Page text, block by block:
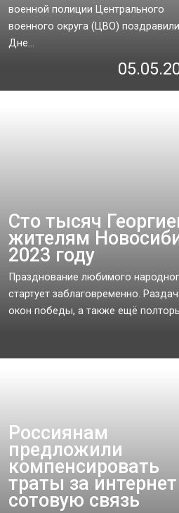
военной полиции Центрального
военного округа (ЦВО)
Дне...
Сто тысяч
жителям
2023 году
Празднование любимого
стартует заблаговременно.
окон победы, а также ещё
Россиянам
предложили
компенсировать
траты за
сотовую связь